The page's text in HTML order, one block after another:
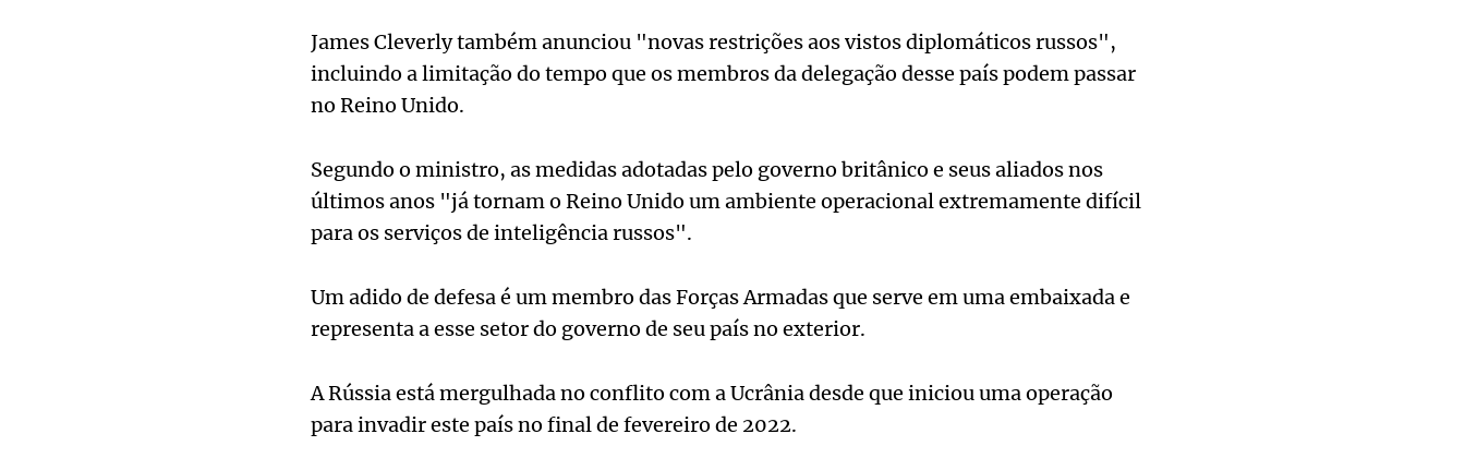
James Cleverly também anunciou "novas restrições aos vistos diplomáticos russos",
incluindo a limitação do tempo que os membros da delegação desse país podem passar
no Reino Unido.
Segundo o ministro, as medidas adotadas pelo governo britânico e seus aliados nos
últimos anos "já tornam o Reino Unido um ambiente operacional extremamente difícil
para os serviços de inteligência russos".
Um adido de defesa é um membro das Forças Armadas que serve em uma embaixada e
representa a esse setor do governo de seu país no exterior.
A Rússia está mergulhada no conflito com a Ucrânia desde que iniciou uma operação
para invadir este país no final de fevereiro de 2022.